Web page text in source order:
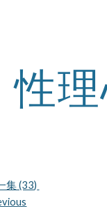
性
集 (33)